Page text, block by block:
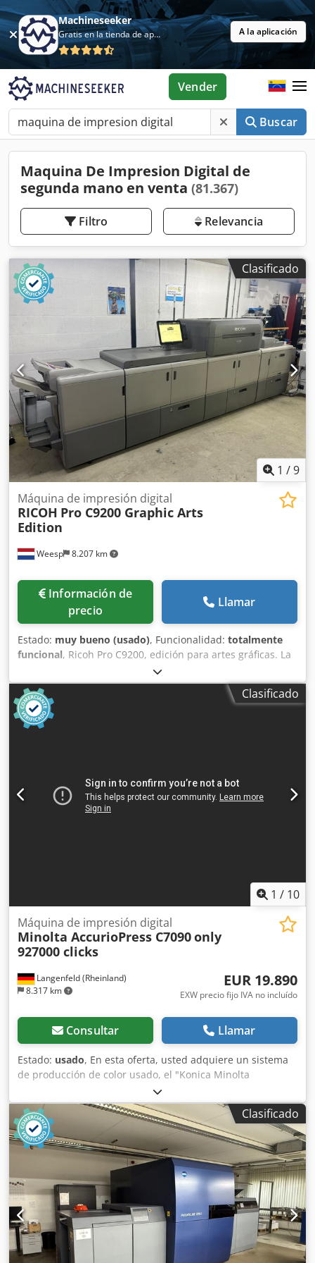
Machineseeker
Gratis en la tienda de aplicaciones A la aplicación
Buscar
Vender
Maquina De Impresion Digital de
segunda mano en venta (81.367)
Filtro Relevancia
Clasificado
1 /9
Weesp 8.207 km
Máquina de impresión digital
RICOH Pro C9200 Graphic Arts
Edition
Información de
precio
Llamar
Estado: muy bueno (usado), Funcionalidad: totalmente
funcional, Ricoh Pro C9200, edición para artes gráficas. La
máquina está en buen estado de funcionamiento y puede
ser inspeccionada y probada en nuestras instalaciones de
Ámsterdam. Dcsdpezrw U Tsfx Apnok
Clasificado
1 / 10
Langenfeld (Rheinland)
8.317 km
Máquina de impresión digital
Minolta AccurioPress C7090only
927000 clicks
EUR 19.890
EXW precio fijo IVA no incluído
Consultar Llamar
Estado: usado, En esta oferta, usted adquiere un sistema
de producción de color usado, el "Konica Minolta
AccurioPress C7090". Objeto de la venta: 1 x Konica
Minolta AccurioPress C7090 con la siguiente configuración:
Incluye OT-512 Incluye RU-518m Incluye apilador LS-507
Incluye unidad de control de calidad inteligente IQ-501
Incluye alimentador de papel PF-712 Incluye alimentador
de papel PF-812 ¿La configuración no es la adecuada? No
hay problema, podemos configurar la máquina según sus
necesidades. ¡No dude en ponerse en contacto con
nosotros! Contadores: Total: Aprox. 926.200 páginas Color:
Aprox. 709.302 páginas Blanco y negro: Aprox. 216.898
páginas Estado: Esta oferta corresponde a un equipo
usado, que puede presentar signos de uso (pequeños
Clasificado